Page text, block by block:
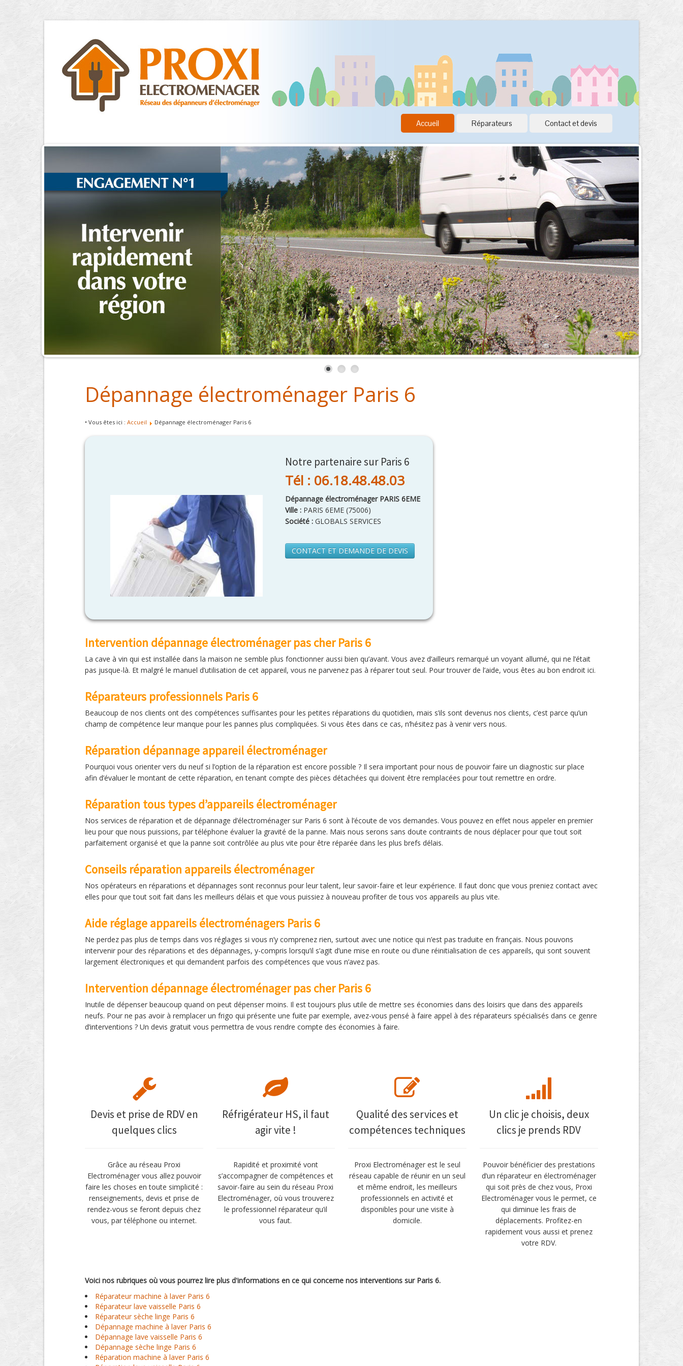
Accueil Réparateurs Contact et devis
Dépannage électroménager Paris 6
• Vous êtes ici : Accueil Dépannage électroménager Paris 6
Notre partenaire sur Paris 6
Tél : 06.18.48.48.03
Dépannage électroménager PARIS 6EME
Ville : PARIS 6EME (75006)
Société : GLOBALS SERVICES
CONTACT ET DEMANDE DE DEVIS
Intervention dépannage électroménager pas cher Paris 6
La cave à vin qui est installée dans la maison ne semble plus fonctionner aussi bien qu’avant. Vous avez d’ailleurs remarqué un voyant allumé, qui ne l’était
pas jusque-là. Et malgré le manuel d’utilisation de cet appareil, vous ne parvenez pas à réparer tout seul. Pour trouver de l’aide, vous êtes au bon endroit ici.
Réparateurs professionnels Paris 6
Beaucoup de nos clients ont des compétences suffisantes pour les petites réparations du quotidien, mais s’ils sont devenus nos clients, c’est parce qu’un
champ de compétence leur manque pour les pannes plus compliquées. Si vous êtes dans ce cas, n’hésitez pas à venir vers nous.
Réparation dépannage appareil électroménager
Pourquoi vous orienter vers du neuf si l’option de la réparation est encore possible ? Il sera important pour nous de pouvoir faire un diagnostic sur place
afin d’évaluer le montant de cette réparation, en tenant compte des pièces détachées qui doivent être remplacées pour tout remettre en ordre.
Réparation tous types d’appareils électroménager
Nos services de réparation et de dépannage d’électroménager sur Paris 6 sont à l’écoute de vos demandes. Vous pouvez en effet nous appeler en premier
lieu pour que nous puissions, par téléphone évaluer la gravité de la panne. Mais nous serons sans doute contraints de nous déplacer pour que tout soit
parfaitement organisé et que la panne soit contrôlée au plus vite pour être réparée dans les plus brefs délais.
Conseils réparation appareils électroménager
Nos opérateurs en réparations et dépannages sont reconnus pour leur talent, leur savoir-faire et leur expérience. Il faut donc que vous preniez contact avec
elles pour que tout soit fait dans les meilleurs délais et que vous puissiez à nouveau profiter de tous vos appareils au plus vite.
Aide réglage appareils électroménagers Paris 6
Ne perdez pas plus de temps dans vos réglages si vous n’y comprenez rien, surtout avec une notice qui n’est pas traduite en français. Nous pouvons
intervenir pour des réparations et des dépannages, y-compris lorsqu’il s’agit d’une mise en route ou d’une réinitialisation de ces appareils, qui sont souvent
largement électroniques et qui demandent parfois des compétences que vous n’avez pas.
Intervention dépannage électroménager pas cher Paris 6
Inutile de dépenser beaucoup quand on peut dépenser moins. Il est toujours plus utile de mettre ses économies dans des loisirs que dans des appareils
neufs. Pour ne pas avoir à remplacer un frigo qui présente une fuite par exemple, avez-vous pensé à faire appel à des réparateurs spécialisés dans ce genre
d’interventions ? Un devis gratuit vous permettra de vous rendre compte des économies à faire.
Devis et prise de RDV en
quelques clics
Grâce au réseau Proxi
Electroménager vous allez pouvoir
faire les choses en toute simplicité :
renseignements, devis et prise de
rendez-vous se feront depuis chez
vous, par téléphone ou internet.
Réfrigérateur HS, il faut
agir vite !
Rapidité et proximité vont
s’accompagner de compétences et
savoir-faire au sein du réseau Proxi
Electroménager, où vous trouverez
le professionnel réparateur qu’il
vous faut.
Qualité des services et
compétences techniques
Proxi Electroménager est le seul
réseau capable de réunir en un seul
et même endroit, les meilleurs
professionnels en activité et
disponibles pour une visite à
domicile.
Un clic je choisis, deux
clics je prends RDV
Pouvoir bénéficier des prestations
d’un réparateur en électroménager
qui soit près de chez vous, Proxi
Electroménager vous le permet, ce
qui diminue les frais de
déplacements. Profitez-en
rapidement vous aussi et prenez
votre RDV.
Voici nos rubriques où vous pourrez lire plus d'informations en ce qui concerne nos interventions sur Paris 6.
Réparateur machine à laver Paris 6
Réparateur lave vaisselle Paris 6
Réparateur sèche linge Paris 6
Dépannage machine à laver Paris 6
Dépannage lave vaisselle Paris 6
Dépannage sèche linge Paris 6
Réparation machine à laver Paris 6